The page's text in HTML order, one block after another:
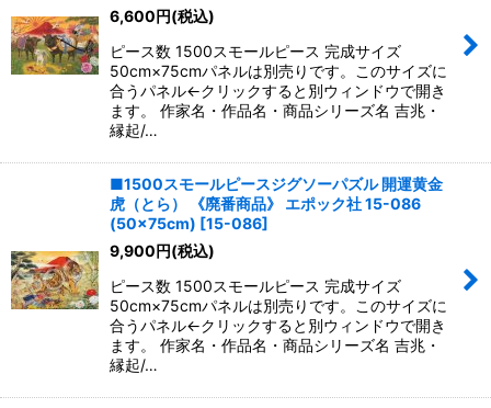
6,600円(税込)
ピース数 1500スモールピース 完成サイズ
50cm×75cmパネルは別売りです。このサイズに
合うパネル←クリックすると別ウィンドウで開き
ます。 作家名・作品名・商品シリーズ名 吉兆・
縁起/…
■1500スモールピースジグソーパズル 開運黄金
虎（とら） 《廃番商品》 エポック社 15-086
(50×75cm) [15-086]
9,900円(税込)
ピース数 1500スモールピース 完成サイズ
50cm×75cmパネルは別売りです。このサイズに
合うパネル←クリックすると別ウィンドウで開き
ます。 作家名・作品名・商品シリーズ名 吉兆・
縁起/…